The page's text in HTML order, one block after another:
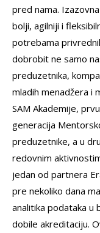
pred nama.
bolji, agilniji i
potrebama
dobrobit ne samo
preduzetnika,
mladih menadžera i
SAM Akademije,
generacija
preduzetnike, a u
redovnim
jedan od partnera
pre nekoliko dana
analitika podataka u
dobile akreditaciju.